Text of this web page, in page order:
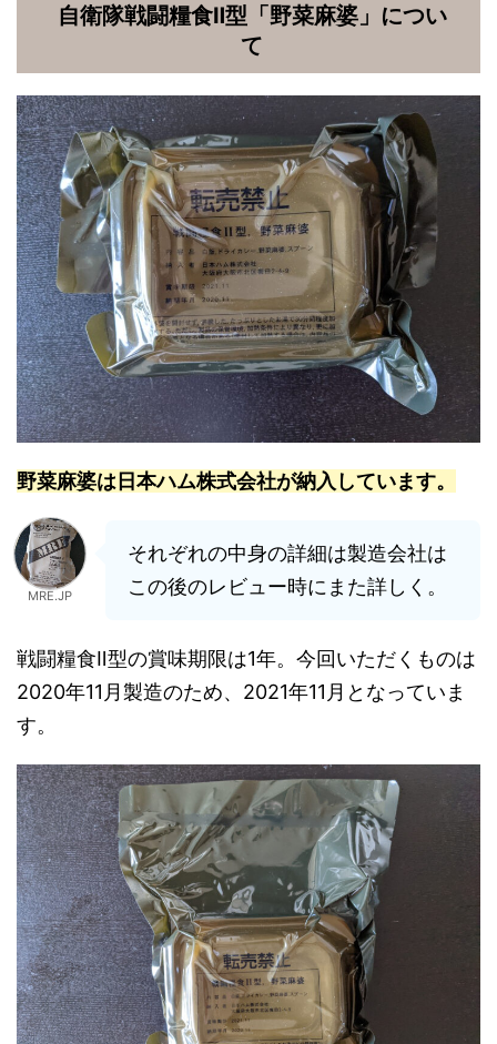
自衛隊戦闘糧食Ⅱ型「野菜麻婆」につい
て
野菜麻婆は日本ハム株式会社が納入しています。
MRE.JP
それぞれの中身の詳細は製造会社は
この後のレビュー時にまた詳しく。
戦闘糧食Ⅱ型の賞味期限は1年。今回いただくものは
2020年11月製造のため、2021年11月となっていま
す。